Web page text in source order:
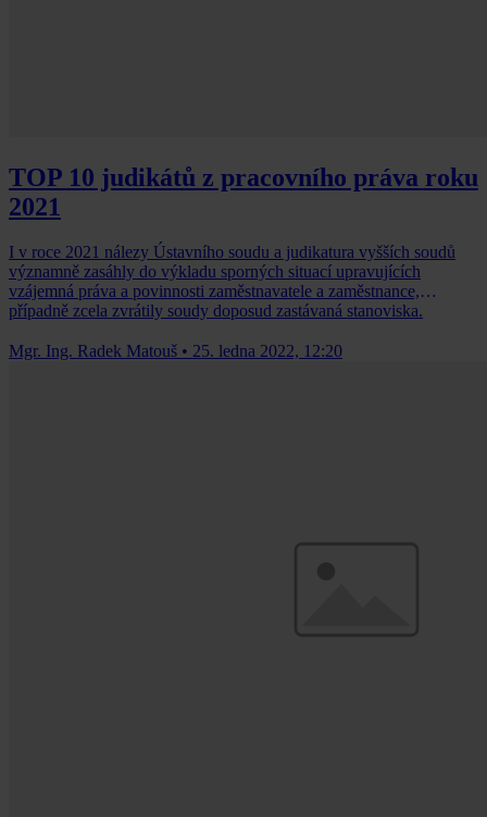
TOP 10 judikátů z pracovního práva roku
2021
I v roce 2021 nálezy Ústavního soudu a judikatura vyšších soudů
významně zasáhly do výkladu sporných situací upravujících
vzájemná práva a povinnosti zaměstnavatele a zaměstnance,
případně zcela zvrátily soudy doposud zastávaná stanoviska.
Mgr. Ing. Radek Matouš • 25. ledna 2022, 12:20